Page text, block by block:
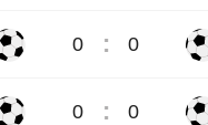
0 : 0
0 : 0